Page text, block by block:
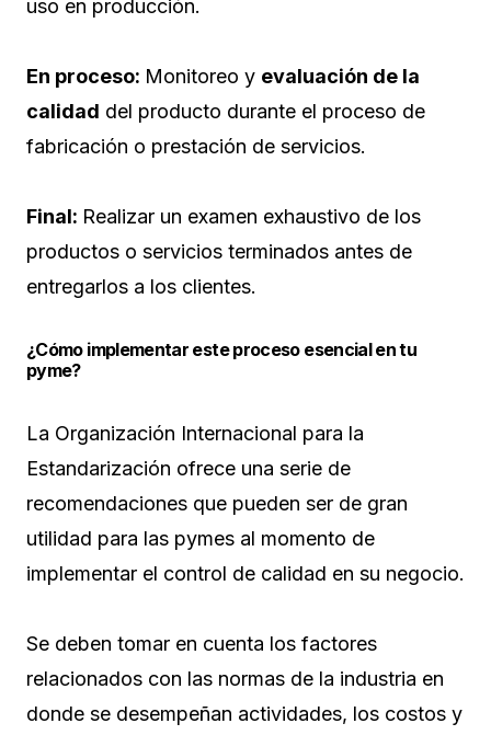
uso en producción.
En proceso: Monitoreo y evaluación de la
calidad del producto durante el proceso de
fabricación o prestación de servicios.
Final: Realizar un examen exhaustivo de los
productos o servicios terminados antes de
entregarlos a los clientes.
¿Cómo implementar este proceso esencial en tu
pyme?
La Organización Internacional para la
Estandarización ofrece una serie de
recomendaciones que pueden ser de gran
utilidad para las pymes al momento de
implementar el control de calidad en su negocio.
Se deben tomar en cuenta los factores
relacionados con las normas de la industria en
donde se desempeñan actividades, los costos y